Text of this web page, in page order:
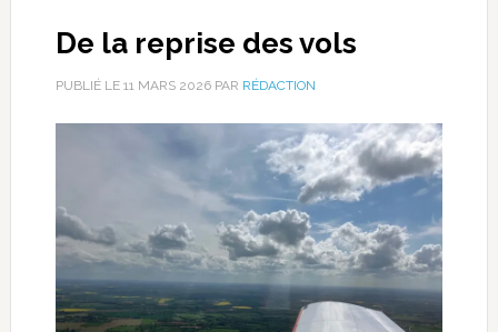
De la reprise des vols
PUBLIÉ LE 11 MARS 2026PAR RÉDACTION